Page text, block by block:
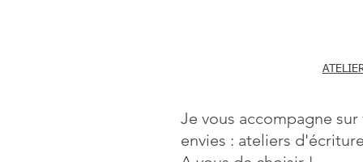
Je vous accompagne
envies : ateliers